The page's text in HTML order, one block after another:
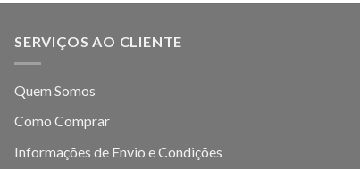
SERVIÇOS AO CLIENTE
Quem Somos
Como Comprar
Informações de Envio e Condições